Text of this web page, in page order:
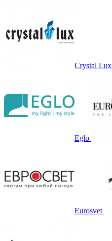
Crystal Lux
Eglo
Eurosvet